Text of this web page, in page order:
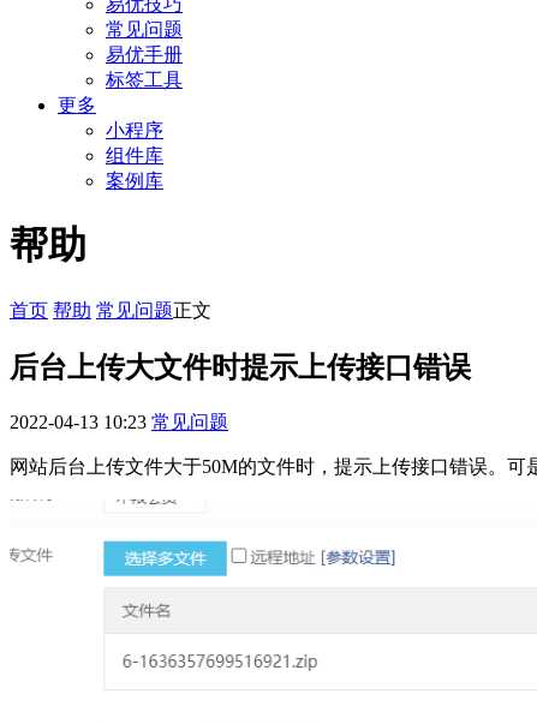
易优技巧
常见问题
易优手册
标签工具
更多
小程序
组件库
案例库
帮助
首页 帮助 常见问题正文
后台上传大文件时提示上传接口错误
2022-04-13 10:23 常见问题
网站后台上传文件大于50M的文件时，提示上传接口错误。